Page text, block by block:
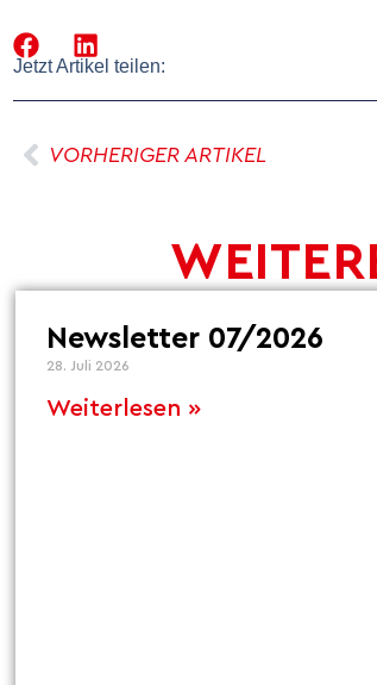
Jetzt Artikel teilen:
VORHERIGER ARTIKEL
Newsletter 07/2026
28. Juli 2026
Weiterlesen »